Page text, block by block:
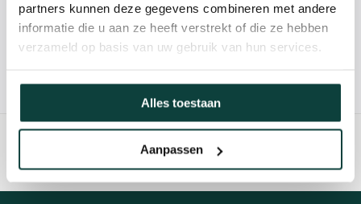
partners kunnen deze gegevens combineren met andere
informatie die u aan ze heeft verstrekt of die ze hebben
verzameld op basis van uw gebruik van hun services.
Alles toestaan
Aanpassen
info@heebra.com